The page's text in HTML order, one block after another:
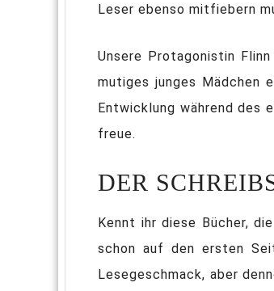
Leser ebenso mitfiebern
Unsere Protagonistin
mutiges junges Mädchen
Entwicklung während des
freue.
DER
Kennt ihr diese Bücher,
schon auf den ersten
Lesegeschmack, aber